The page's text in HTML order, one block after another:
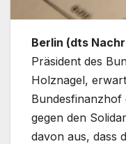
Berlin (dts
Präsident des
Holznagel,
Bundesfinanzhof
gegen den
davon aus, dass